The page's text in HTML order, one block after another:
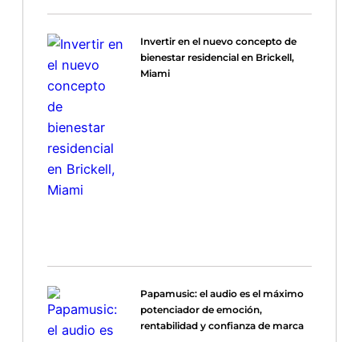
Invertir en el nuevo concepto de
bienestar residencial en Brickell,
Miami
Papamusic: el audio es el máximo
potenciador de emoción,
rentabilidad y confianza de marca